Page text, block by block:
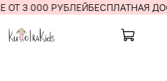
ОТ 3 000 РУБЛЕЙБЕСПЛАТНАЯ